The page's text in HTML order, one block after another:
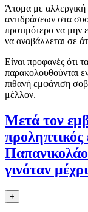
Άτομα με
αντιδράσεων στα
προτιμότερο να μην
να αναβάλλεται σε
Είναι προφανές ότι
παρακολουθούνται
πιθανή εμφάνιση
μέλλον.
Μετά τον
προληπτικός
γινόταν
+